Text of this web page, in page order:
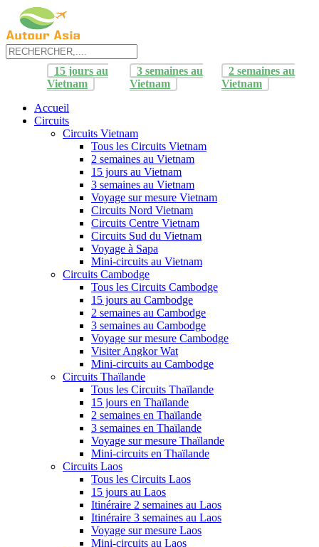
15 jours au
Vietnam
3 semaines au
Vietnam
2 semaines au
Vietnam
Accueil
Circuits
Circuits Vietnam
Tous les Circuits Vietnam
2 semaines au Vietnam
15 jours au Vietnam
3 semaines au Vietnam
Voyage sur mesure Vietnam
Circuits Nord Vietnam
Circuits Centre Vietnam
Circuits Sud du Vietnam
Voyage à Sapa
Mini-circuits au Vietnam
Circuits Cambodge
Tous les Circuits Cambodge
15 jours au Cambodge
2 semaines au Cambodge
3 semaines au Cambodge
Voyage sur mesure Cambodge
Visiter Angkor Wat
Mini-circuits au Cambodge
Circuits Thaïlande
Tous les Circuits Thaïlande
15 jours en Thaïlande
2 semaines en Thaïlande
3 semaines en Thaïlande
Voyage sur mesure Thaïlande
Mini-circuits en Thaïlande
Circuits Laos
Tous les Circuits Laos
15 jours au Laos
Itinéraire 2 semaines au Laos
Itinéraire 3 semaines au Laos
Voyage sur mesure Laos
Mini-circuits au Laos